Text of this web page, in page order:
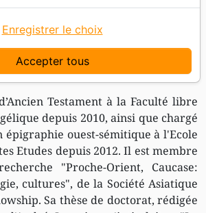
titulaire) où il a étudié en tant que
des Inscriptions et Belles-
Testament à la Faculté libre
depuis 2010, ainsi que chargé
épigraphie ouest-sémitique à l'Ecole
Etudes depuis 2012. Il est membre
"Proche-Orient, Caucase:
cultures", de la Société Asiatique
Sa thèse de doctorat, rédigée
Accepter tous
Enregistrer le choix